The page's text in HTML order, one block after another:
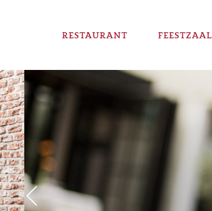
RESTAURANT FEESTZAAL